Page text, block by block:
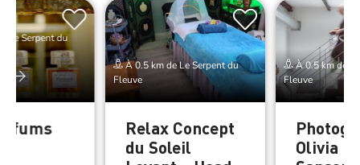
Le Serpent du
À 0.5 km de Le Serpent du
Fleuve
Relax Concept
du Soleil
À 0.5 km de
Fleuve
Olivia